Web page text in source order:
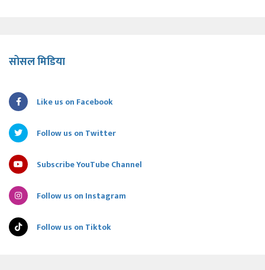
सोसल मिडिया
Like us on Facebook
Follow us on Twitter
Subscribe YouTube Channel
Follow us on Instagram
Follow us on Tiktok